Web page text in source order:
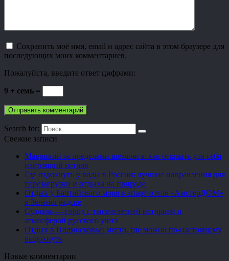
Сохранить моё имя, email и адрес сайта в этом браузере для
последующих моих комментариев.
Пожалуйста, введите ответ цифрами:
9 + семь =
Search for:
Свежие записи
Маврикий за пределами шезлонга: как открыть для себя
настоящий остров
Где отдохнуть у воды в России: лучшие направления для
перезагрузки и отдыха на природе
Отдых у Балтийского моря в апарт-отеле «АмстерДОМ»
в Зеленоградске
Суздаль — город с тысячелетней историей и
атмосферой русского уюта
Отдых в Подмосковье: место, где можно по-настоящему
выдохнуть
Новые комментарии